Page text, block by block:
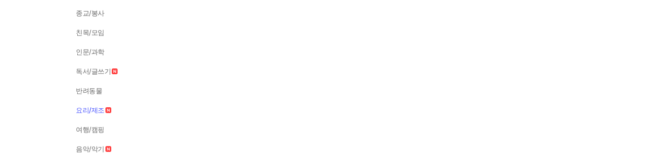
종교/봉사
친목/모임
인문/과학
독서/글쓰기
반려동물
요리/제조
여행/캠핑
음악/악기